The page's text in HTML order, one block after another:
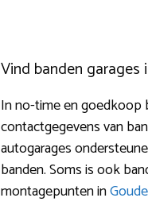
Vind banden garages
In no-time en goedkoop
contactgegevens van
autogarages
banden. Soms is ook
montagepunten in